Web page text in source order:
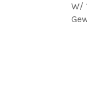
W/